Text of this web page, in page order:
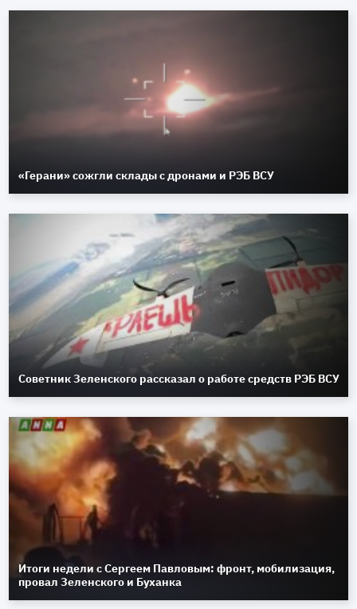
«Герани» сожгли склады с дронами и РЭБ ВСУ
Советник Зеленского рассказал о работе средств РЭБ ВСУ
Итоги недели с Сергеем Павловым: фронт, мобилизация,
провал Зеленского и Буханка